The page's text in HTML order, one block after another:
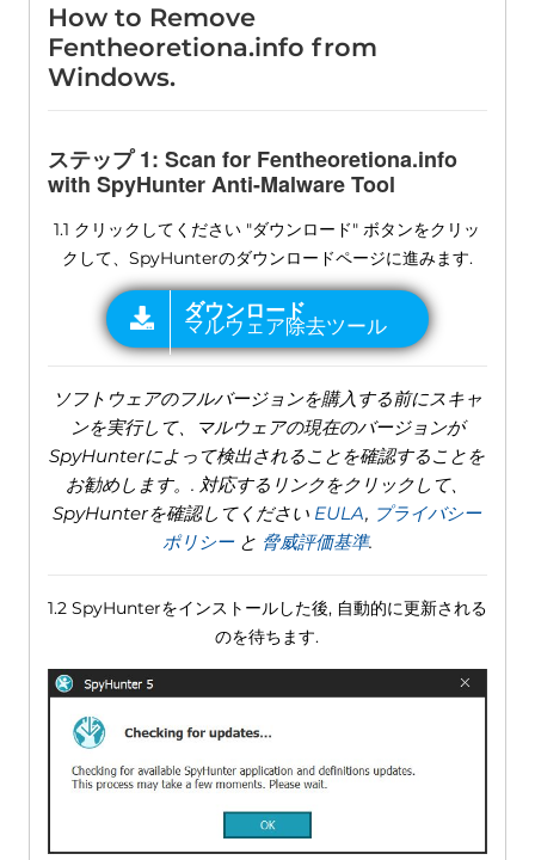
How to Remove
Fentheoretiona.info from
Windows.
ステップ 1: Scan for Fentheoretiona.info
with SpyHunter Anti-Malware Tool
1.1 クリックしてください "ダウンロード" ボタンをクリッ
クして、SpyHunterのダウンロードページに進みます.
ソフトウェアのフルバージョンを購入する前にスキャ
ンを実行して、マルウェアの現在のバージョンが
SpyHunterによって検出されることを確認することを
お勧めします。. 対応するリンクをクリックして、
SpyHunterを確認してください EULA, プライバシー
ポリシーと 脅威評価基準.
1.2 SpyHunterをインストールした後, 自動的に更新される
のを待ちます.